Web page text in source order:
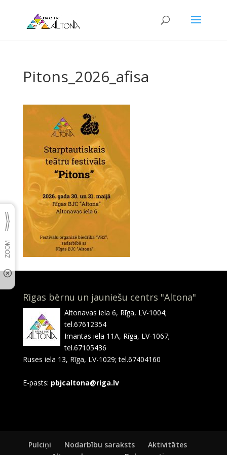
Pitons_2026_afisa
Rīgas bērnu un jauniešu centrs "Altona"
Altonavas iela 6, Rīga, LV-1004;
tel.67612354
Imantas iela 11A, Rīga, LV-1067;
tel.67105436
Ruses iela 13, Rīga, LV-1029; tel.67404160
E-pasts: pbjcaltona@riga.lv
Pulciņi Nodarbību saraksts
Aktivitātes